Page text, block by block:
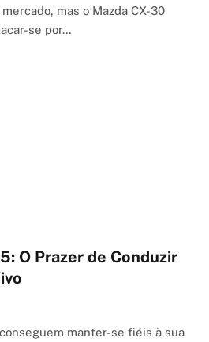
mas o Mazda CX-30
se por…
O Prazer de Conduzir
manter-se fiéis à sua